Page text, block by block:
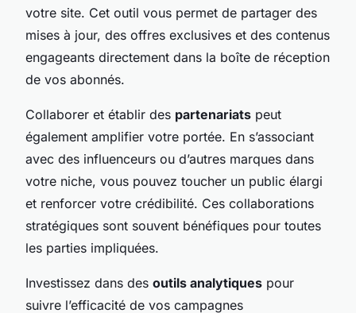
votre site. Cet outil vous permet de partager des
mises à jour, des offres exclusives et des contenus
engageants directement dans la boîte de réception
de vos abonnés.
Collaborer et établir des partenariats peut
également amplifier votre portée. En s’associant
avec des influenceurs ou d’autres marques dans
votre niche, vous pouvez toucher un public élargi
et renforcer votre crédibilité. Ces collaborations
stratégiques sont souvent bénéfiques pour toutes
les parties impliquées.
Investissez dans des outils analytiques pour
suivre l’efficacité de vos campagnes